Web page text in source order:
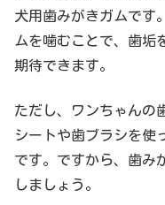
犬用歯みがきガムです
ムを噛むことで、歯垢
期待できます。
ただし、ワンちゃんの
シートや歯ブラシを使
です。ですから、歯み
しましょう。